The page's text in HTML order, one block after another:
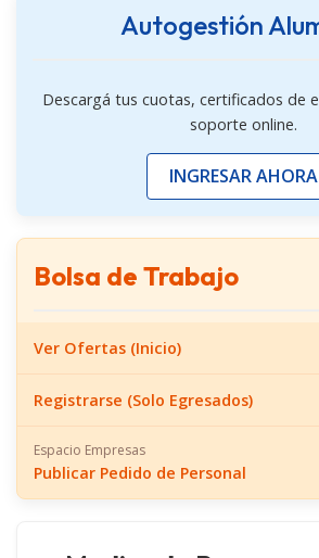
Respiración.
Temperatura e hidratación.
uso.
Bolilla IV
Cambios biológicos en la
Bolilla V
Higiene y confort (Parte I y
Autogestión
Descargá tus cuotas, certificados de
soporte online.
INGRESAR AHORA
Bolsa de Trabajo
Ver Ofertas (Inicio)
Registrarse (Solo Egresados)
Espacio Empresas
Publicar Pedido de Personal